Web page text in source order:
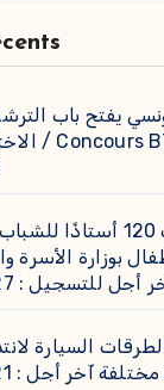
يفتح باب
بوزارة الأسرة
للتسجيل : 27 جويلية 2026
أجل : 21 جويلية 2026